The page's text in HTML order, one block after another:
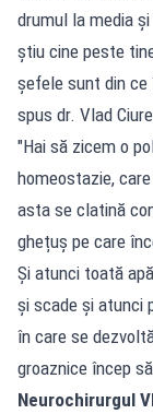
drumul la media
știu cine peste
șefele sunt din ce
spus dr. Vlad
"Hai să zicem o
homeostazie,
asta se clatină
ghețuș pe care
Și atunci toată
și scade și atunci
în care se
groaznice încep
Neurochirurgul